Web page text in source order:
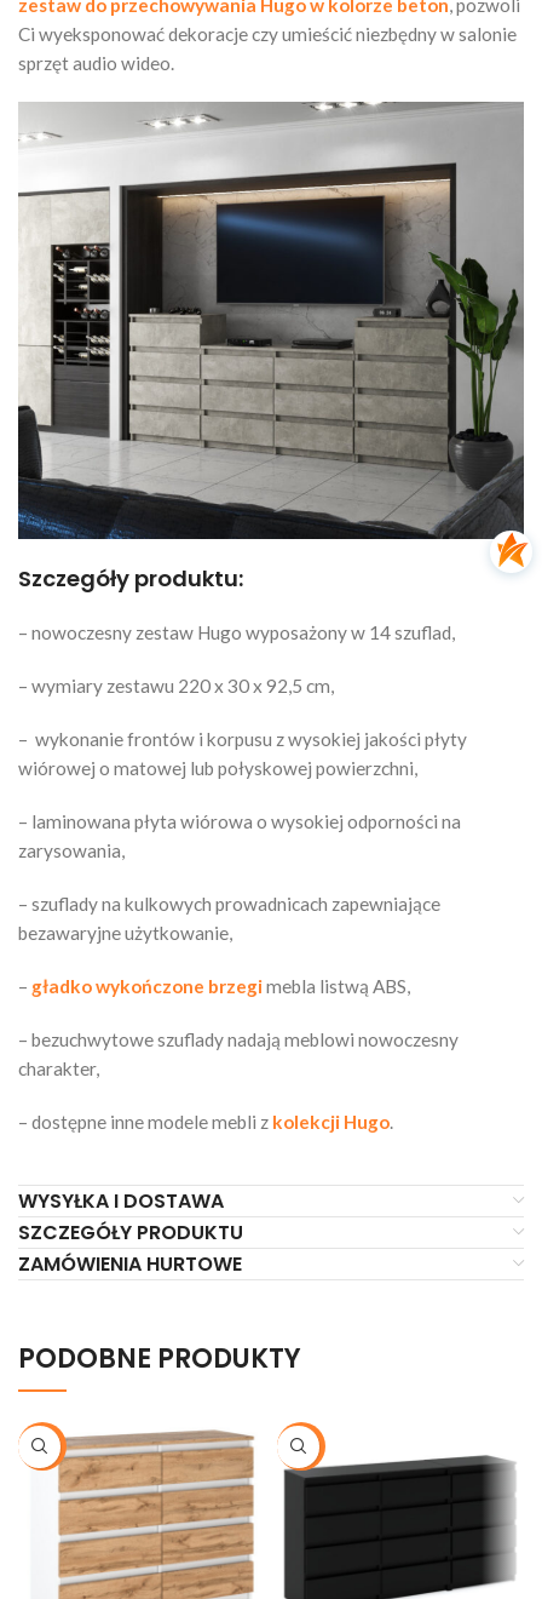
zestaw do przechowywania Hugo w kolorze beton, pozwoli
Ci wyeksponować dekoracje czy umieścić niezbędny w salonie
sprzęt audio wideo.
Szczegóły produktu:
– nowoczesny zestaw Hugo wyposażony w 14 szuflad,
– wymiary zestawu 220 x 30 x 92,5 cm,
– wykonanie frontów i korpusu z wysokiej jakości płyty
wiórowej o matowej lub połyskowej powierzchni,
– laminowana płyta wiórowa o wysokiej odporności na
zarysowania,
– szuflady na kulkowych prowadnicach zapewniające
bezawaryjne użytkowanie,
– gładko wykończone brzegimebla listwą ABS,
– bezuchwytowe szuflady nadają meblowi nowoczesny
charakter,
– dostępne inne modele mebli z kolekcji Hugo.
WYSYŁKA I DOSTAWA
SZCZEGÓŁY PRODUKTU
ZAMÓWIENIA HURTOWE
PODOBNE PRODUKTY
-20% -17%